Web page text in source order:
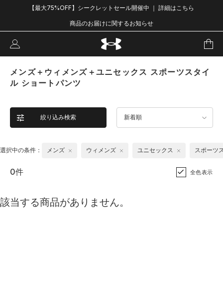
【最大75%OFF】シークレットセール開催中 ｜ 詳細はこちら
商品のお届けに関するお知らせ
メンズ＋ウィメンズ＋ユニセックス スポーツスタイ
ル ショートパンツ
絞り込み検索 新着順
選択中の条件： メンズ ウィメンズ ユニセックス スポーツ
0件 全色表示
該当する商品がありません。